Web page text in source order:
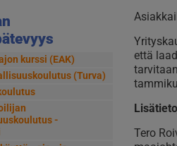
kurssi (EAK)
(Turva)
-
että
Tero